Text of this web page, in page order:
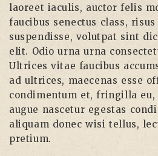
laoreet iaculis, auctor felis
faucibus senectus class,
suspendisse, volutpat sint
elit. Odio urna urna
Ultrices vitae faucibus
ad ultrices, maecenas esse
condimentum et, fringilla
augue nascetur egestas
aliquam donec wisi tellus,
pretium.